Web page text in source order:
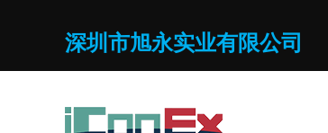
深圳市旭永实业有限公司